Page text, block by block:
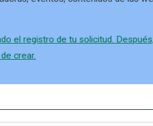
el registro de tu solicitud.
crear.